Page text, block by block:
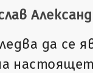
да се